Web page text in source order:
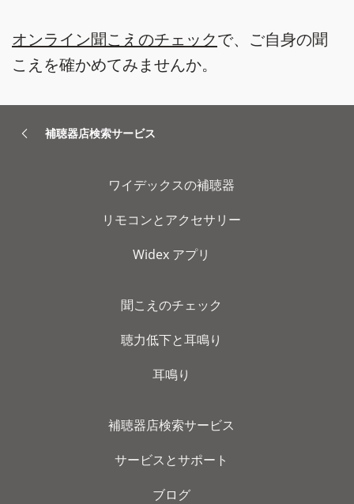
オンライン聞こえのチェックで、ご自身の聞
こえを確かめてみませんか。
補聴器店検索サービス
ワイデックスの補聴器
リモコンとアクセサリー
Widex アプリ
聞こえのチェック
聴力低下と耳鳴り
耳鳴り
補聴器店検索サービス
サービスとサポート
ブログ